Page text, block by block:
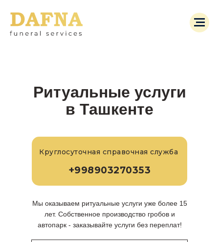
Ритуальные услуги
в Ташкенте
Круглосуточная справочная служба
+998903270353
Мы оказываем ритуальные услуги уже более 15
лет. Собственное производство гробов и
автопарк - заказывайте услуги без переплат!